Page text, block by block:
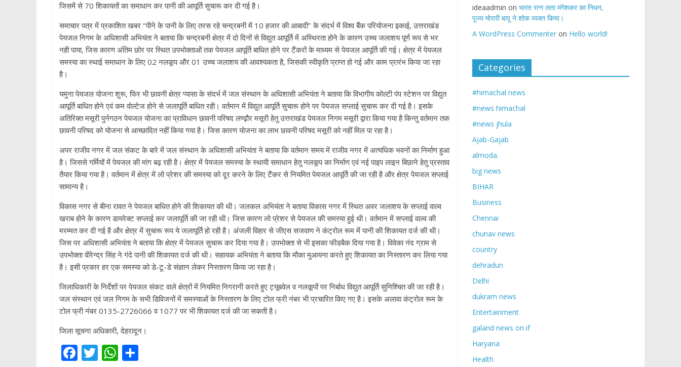
जिसमें से 70 शिकायतों का समाधान कर पानी की आपूर्ति सुचारू कर दी गई है।
समाचार पत्र में प्रकाशित खबर ‘‘पीने के पानी के लिए तरस रहे चन्द्रबनी में 10 हजार की आबादी’’ के संदर्भ में विश्व बैंक परियोजना इकाई, उत्तराखंड
पेयजल निगम के अधिशासी अभियंता ने बताया कि चन्द्रबनी क्षेत्र में दो दिनों से विद्युत आपूर्ति में अस्थिरता होने के कारण उच्च जलाशय पूर्ण रूप से भर
नही पाया, जिस कारण अंतिम छोर पर स्थित उपभोक्ताओं तक पेयजल आपूर्ति बाधित होने पर टैंकरों के माध्यम से पेयजल आपूर्ति की गई। क्षेत्र में पेयजल
समस्या का स्थाई समाधान के लिए 02 नलकूप और 01 उच्च जलाशय की आवश्यकता है, जिसकी स्वीकृति प्राप्त हो गई और काम प्रारंभ किया जा रहा
है।
यमुना पेयजल योजना शुरू, फिर भी छावनी क्षेत्र प्यासा के संदर्भ में जल संस्थान के अधिशासी अभियंता ने बताया कि विभागीय कोल्टी पंप स्टेशन पर विद्युत
आपूर्ति बाधित होने एवं कम वोल्टेज होने से जलापूर्ति बाधित रही। वर्तमान में विद्युत आपूर्ति सुचारू होने पर पेयजल सप्लाई सुचारू कर दी गई है। इसके
अतिरिक्त मसूरी पुर्नगठन पेयजल योजना का प्राविधान छावनी परिषद लण्ढ़ौर मसूरी हेतु उत्तराखंड पेयजल निगम मसूरी द्वारा किया गया है किन्तु वर्तमान तक
छावनी परिषद को योजना से आच्छादित नहीं किया गया है। जिस कारण योजना का लाभ छावनी परिषद मसूरी को नहीं मिल पा रहा है।
अपर राजीव नगर में जल संकट के बारे में जल संस्थान के अधिशासी अभियंता ने बताया कि वर्तमान समय में राजीव नगर में अत्यधिक भवनों का निर्माण हुआ
है। जिससे गर्मियों में पेयजल की मांग बढ़ रही है। क्षेत्र में पेयजल समस्या के स्थायी समाधान हेतु नलकूप का निर्माण एवं नई पाइप लाइन बिछाने हेतु प्रस्ताव
तैयार किया गया है। वर्तमान में क्षेत्र में लो प्रेशर की समस्या को दूर करने के लिए टैंकर से नियमित पेयजल आपूर्ति की जा रही है और क्षेत्र पेयजल सप्लाई
सामान्य है।
विकास नगर से बीना रावत ने पेयजल बाधित होने की शिकायत की थी। जलकल अभियंता ने बताया विकास नगर में स्थित अवर जलाशय के सप्लाई वाल्व
खराब होने के कारण डायरेक्ट सप्लाई कर जलापूर्ति की जा रही थी। जिस कारण लो प्रेशर से पेयजल की समस्या हुई थी। वर्तमान में सप्लाई वाल्व की
मरम्मत कर दी गई है और क्षेत्र में सुचारू रूप ये जलापूर्ति हो रही है। अंजली विहार से जीएस सजवाण ने कंट्रोल रूम में पानी की शिकायत दर्ज की थी।
जिस पर अधिशासी अभियंता ने बताया कि क्षेत्र में पेयजल सुचारू कर दिया गया है। उपभोक्ता से भी इसका फीडबैक दिया गया है। विवेका नंद ग्राम से
उपभोक्ता वीरेन्द्र सिंह ने गंदे पानी की शिकायत दर्ज की थी। सहायक अभियंता ने बताया कि मौका मुआयना करते हुए शिकायत का निस्तारण कर लिया गया
है। इसी प्रकार हर एक समस्या को डे-टू-डे संज्ञान लेकर निस्तारण किया जा रहा है।
जिलाधिकारी के निर्देशों पर पेयजल संकट वाले क्षेत्रों में नियमित निगरानी करते हुए ट्यूबवेल व नलकूपों पर निर्बाध विद्युत आपूर्ति सुनिश्चित की जा रही है।
जल संस्थान एवं जल निगम के सभी डिविजनों में समस्याओं के निस्तारण के लिए टोल फ्री नंबर भी प्रचारित किए गए है। इसके अलावा कंट्रोल रूम के
टोल फ्री नंबर 0135-2726066 व 1077 पर भी शिकायत दर्ज की जा सकती है।
जिला सूचना अधिकारी, देहरादून।
F T W
ideaadmin on भारत रत्न लता मंगेशकर का निधन,
पूज्य मोरारी बापू ने शोक व्यक्त किया।
A WordPress Commenter on Hello world!
Categories
#himachal news
#news himachal
#news jhula
Ajab-Gajab
almoda.
big news
BIHAR
Business
Chennai
chunav news
country
dehradun
Delhi
dukram news
Entertainment
galand news on if
Haryana
Health